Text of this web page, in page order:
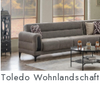
Toledo Wohnlandschaft